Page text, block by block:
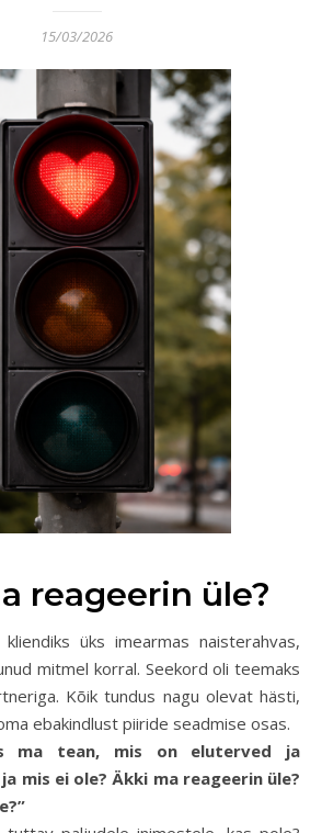
15/03/2026
reageerin üle?
mitmel korral. Seekord oli teemaks
Kõik tundus nagu olevat hästi,
ebakindlust piiride seadmise osas.
ma tean, mis on eluterved ja
mis ei ole? Äkki ma reageerin üle?